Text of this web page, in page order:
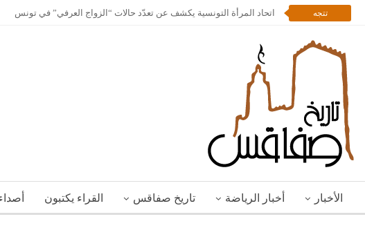
تتجه اتحاد المرأة التونسية يكشف عن تعدّد حالات “الزواج العرفي” في تونس
الأخبار أخبار الرياضة تاريخ صفاقس القراء يكتبون